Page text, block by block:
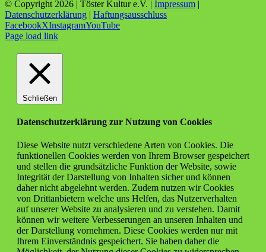
© Copyright 2026 | Töster Kultur e.V. | Impressum |
Datenschutzerklärung | Haftungsausschluss
FacebookXInstagramYouTube
Page load link
Schließen
Datenschutzerklärung zur Nutzung von Cookies
Diese Website nutzt verschiedene Arten von Cookies. Die
funktionellen Cookies werden von Ihrem Browser gespeichert
und stellen die grundsätzliche Funktion der Website, sowie
Integrität der Darstellung von Inhalten sicher und können
daher nicht abgelehnt werden. Zudem nutzen wir Cookies
von Drittanbietern welche uns Helfen, das Nutzerverhalten
auf unserer Website zu analysieren und zu verstehen. Damit
können wir weitere Verbesserungen an unseren Inhalten und
der Darstellung vornehmen. Diese Cookies werden nur mit
Ihrem Einverständnis gespeichert. Sie haben daher die